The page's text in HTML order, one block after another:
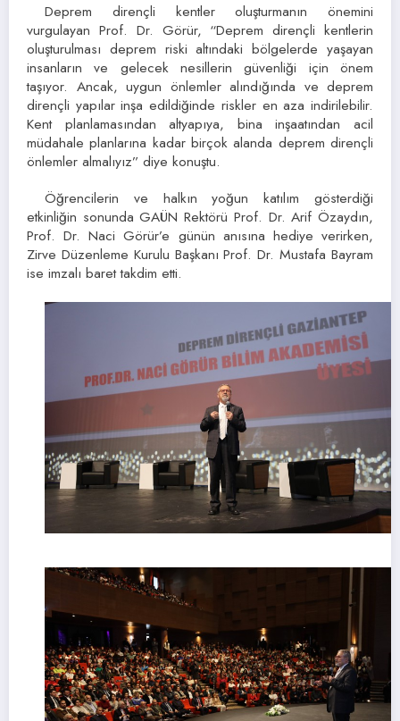
Deprem dirençli kentler oluşturmanın önemini
vurgulayan Prof. Dr. Görür, “Deprem dirençli kentlerin
oluşturulması deprem riski altındaki bölgelerde yaşayan
insanların ve gelecek nesillerin güvenliği için önem
taşıyor. Ancak, uygun önlemler alındığında ve deprem
dirençli yapılar inşa edildiğinde riskler en aza indirilebilir.
Kent planlamasından altyapıya, bina inşaatından acil
müdahale planlarına kadar birçok alanda deprem dirençli
önlemler almalıyız” diye konuştu.
Öğrencilerin ve halkın yoğun katılım gösterdiği
etkinliğin sonunda GAÜN Rektörü Prof. Dr. Arif Özaydın,
Prof. Dr. Naci Görür’e günün anısına hediye verirken,
Zirve Düzenleme Kurulu Başkanı Prof. Dr. Mustafa Bayram
ise imzalı baret takdim etti.